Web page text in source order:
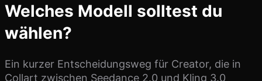
Welches Modell solltest du
wählen?
Ein kurzer Entscheidungsweg für Creator, die in
Collart zwischen Seedance 2.0 und Kling 3.0